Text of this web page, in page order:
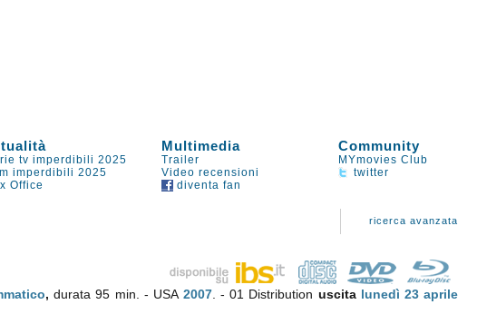
Multimedia Community
tv imperdibili 2025 Trailer
MYmovies Club
imperdibili 2025 Video recensioni
twitter
Office diventa fan
ricerca avanzata
,durata 95 min. - USA 2007. - 01 Distribution uscita lunedì 23 aprile